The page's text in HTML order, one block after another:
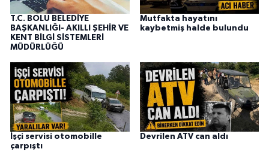
T.C. BOLU BELEDİYE
BAŞKANLIĞI- AKILLI ŞEHİR VE
KENT BİLGİ SİSTEMLERİ
MÜDÜRLÜĞÜ
Mutfakta hayatını
kaybetmiş halde bulundu
İşçi servisi otomobille
çarpıştı
Devrilen ATV can aldı